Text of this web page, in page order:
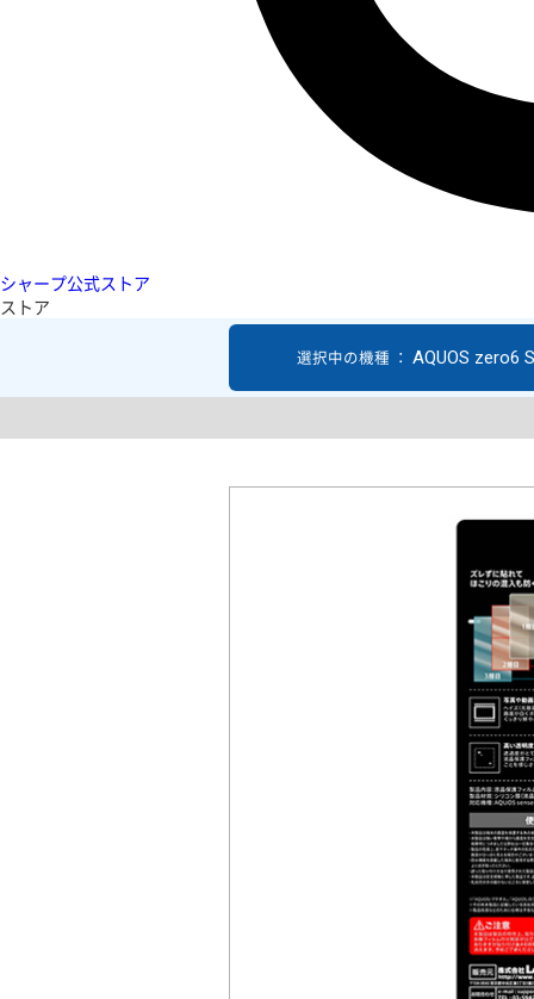
シャープ公式ストア
ストア
選択中の機種 ： AQUOS zero6